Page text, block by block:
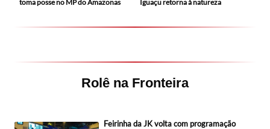
toma posse no MP do Amazonas
Iguaçu retorna à natureza
Rolê na Fronteira
Feirinha da JK volta com programação